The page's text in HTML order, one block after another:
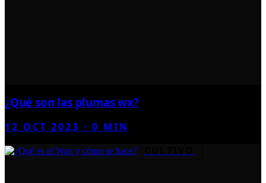
¿Qué son las plumas wx?
12 OCT 2023 ·0 MIN